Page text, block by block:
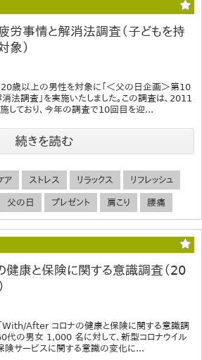
労事情と解消法調査（子どもを持
象）
20歳以上の男性を対象に「＜父の日企画＞第10
法調査」を実施いたしました。この調査は、2011
しており、今年の調査で10回目を迎...
続きを読む
ア ストレス リラックス リフレッシュ
父の日 プレゼント 肩こり 腰痛
康と保険に関する意識調査（20
「With/After コロナの健康と保険に関する意識調
代の男女 1,000 名に対して、新型コロナウイル
険サービスに関する意識の変化に...